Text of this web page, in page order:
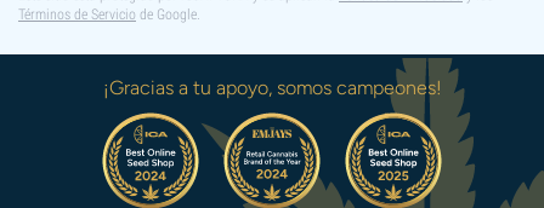
Términos de Servicio de Google.
¡Gracias a tu apoyo, somos campeones!